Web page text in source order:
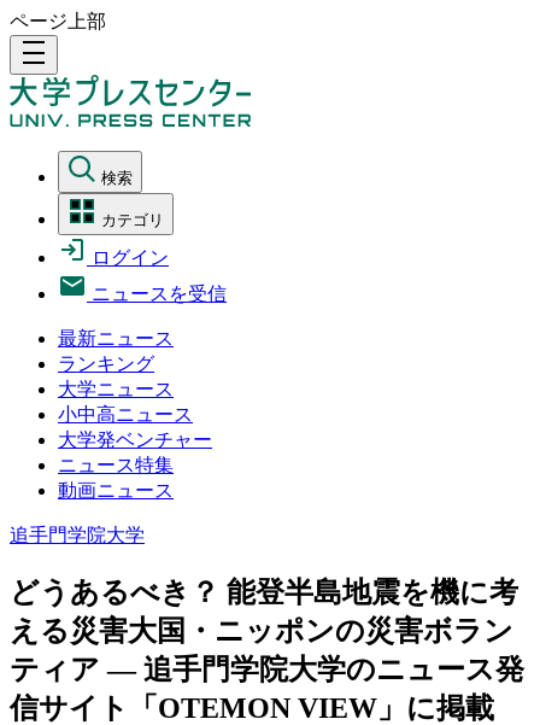
ページ上部
density_medium
検索
カテゴリ
ログイン
ニュースを受信
最新ニュース
ランキング
大学ニュース
小中高ニュース
大学発ベンチャー
ニュース特集
動画ニュース
追手門学院大学
どうあるべき？ 能登半島地震を機に考
える災害大国・ニッポンの災害ボラン
ティア ― 追手門学院大学のニュース発
信サイト「OTEMON VIEW」に掲載